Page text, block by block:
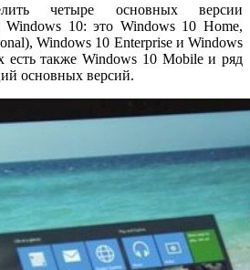
четыре основных версии
Windows 10: это Windows 10 Home,
Windows 10 Enterprise и Windows
есть также Windows 10 Mobile и ряд
основных версий.